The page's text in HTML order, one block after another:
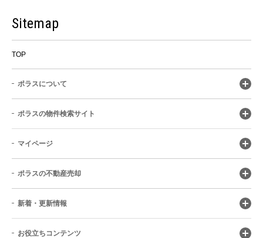
Sitemap
TOP
ポラスについて
ポラスの物件検索サイト
マイページ
ポラスの不動産売却
新着・更新情報
お役立ちコンテンツ